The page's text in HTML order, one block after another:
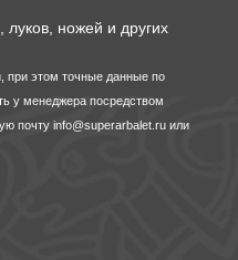
ножей и других
при этом точные данные по
у менеджера посредством
почту info@superarbalet.ru или